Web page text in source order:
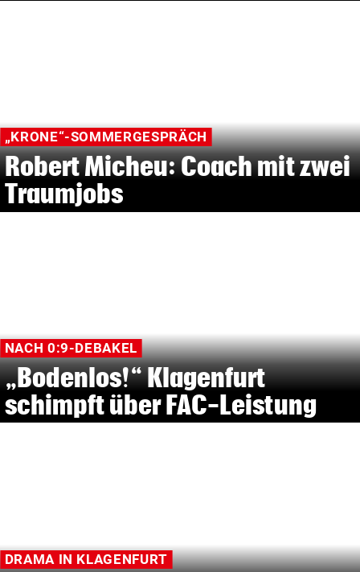
„KRONE“-SOMMERGESPRÄCH
Robert Micheu: Coach mit zwei
Traumjobs
NACH 0:9-DEBAKEL
„Bodenlos!“ Klagenfurt
schimpft über FAC-Leistung
DRAMA IN KLAGENFURT